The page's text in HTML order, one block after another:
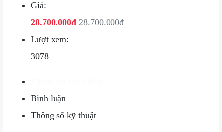
Giá:
28.700.000đ 28.700.000đ
Lượt xem:
3078
Bình luận
Thông số kỹ thuật